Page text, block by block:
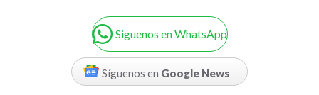
Siguenos en WhatsApp
Síguenos en Google News